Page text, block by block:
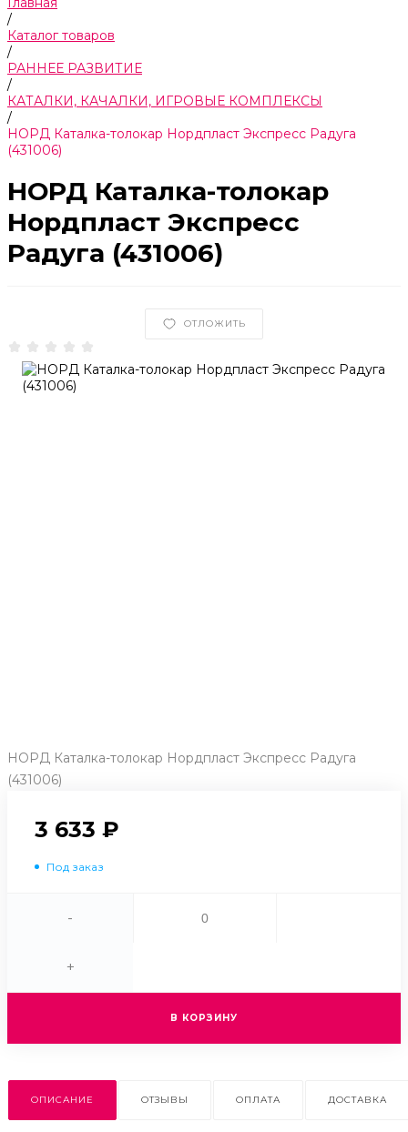
/
Каталог товаров
/
РАННЕЕ РАЗВИТИЕ
/
КАТАЛКИ, КАЧАЛКИ, ИГРОВЫЕ КОМПЛЕКСЫ
/
НОРД Каталка-толокар Нордпласт Экспресс Радуга
(431006)
НОРД Каталка-толокар
Нордпласт Экспресс
Радуга (431006)
ОТЛОЖИТЬ
НОРД Каталка-толокар Нордпласт Экспресс Радуга
(431006)
3 633 ₽
Под заказ
-
+
В КОРЗИНУ
ОПИСАНИЕ ОТЗЫВЫ ОПЛАТА ДОСТАВКА